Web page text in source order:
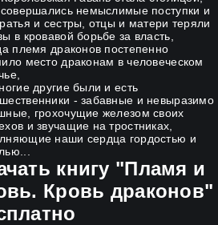
совершались немыслимые поступки и
и сестры, отцы и матери теряли
в кровавой борьбе за власть,
племя драконов постепенно
место драконам в человеческом
другие были и есть
- забавные и невыразимо
грохочущие железом своих
и звучащие на тростниках,
наши сердца гордостью и
книгу "Пламя и
Кровь драконов"